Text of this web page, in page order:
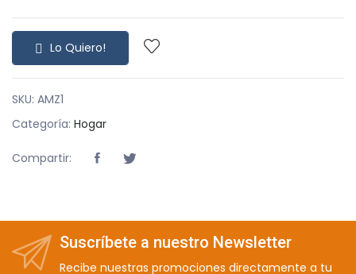
Lo Quiero!
SKU: AMZ1
Categoría: Hogar
Compartir:
Suscríbete a nuestro Newsletter
Recibe nuestras promociones directamente a tu